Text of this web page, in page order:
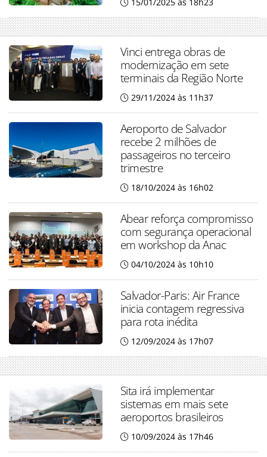
Vinci entrega obras de
modernização em sete
terminais da Região Norte
29/11/2024 às 11h37
Aeroporto de Salvador
recebe 2 milhões de
passageiros no terceiro
trimestre
18/10/2024 às 16h02
Abear reforça compromisso
com segurança operacional
em workshop da Anac
04/10/2024 às 10h10
Salvador-Paris: Air France
inicia contagem regressiva
para rota inédita
12/09/2024 às 17h07
Sita irá implementar
sistemas em mais sete
aeroportos brasileiros
10/09/2024 às 17h46